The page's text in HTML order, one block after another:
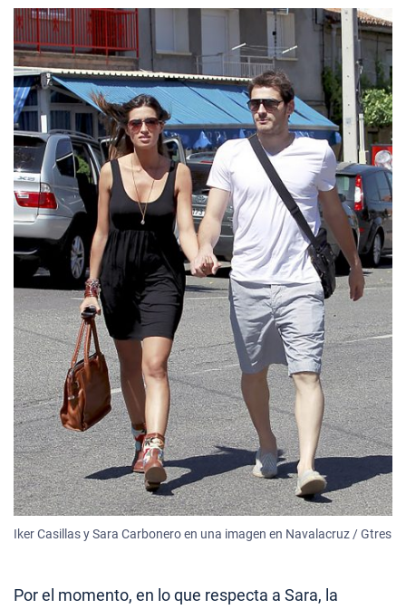
Iker Casillas y Sara Carbonero en una imagen en Navalacruz / Gtres
Por el momento, en lo que respecta a Sara, la